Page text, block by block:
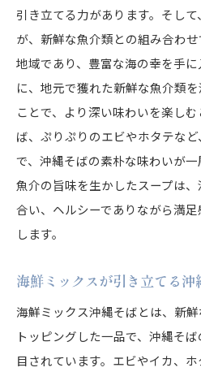
引き立てる力があります。そし
が、新鮮な魚介類との組み合わ
地域であり、豊富な海の幸を手
に、地元で獲れた新鮮な魚介類
ことで、より深い味わいを楽し
ば、ぷりぷりのエビやホタテな
で、沖縄そばの素朴な味わいが一
魚介の旨味を生かしたスープは
合い、ヘルシーでありながら満
します。
海鮮ミックスが引き立てる沖
海鮮ミックス沖縄そばとは、新
トッピングした一品で、沖縄そ
目されています。エビやイカ、